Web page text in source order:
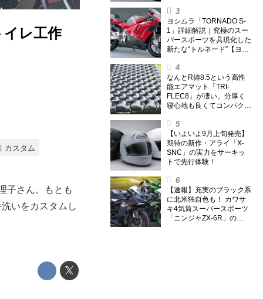
イレ工作
ヨシムラ「TORNADO S-
1」詳細解説｜究極のスー
パースポーツを具現化した
新たな“トルネード”【ヨシ
なんとR値8.5という高性
能エアマット「TRI-
FLEC8」が凄い。分厚く
寝心地も良くてコンパクト
トを試してみた〈若林浩志
のスーパー・カブカブ・ダ
イアリーズ Vol.385〉
【いよいよ9月上旬発売】
期待の新作・アライ「X-
SNC」の実力をサーキッ
トで先行体験！
【速報】充実のブラック系
に北米独自色も！ カワサ
キ4気筒スーパースポーツ
「ニンジャZX-6R」の
カスタム
子さん。もとも
いをカスタムし